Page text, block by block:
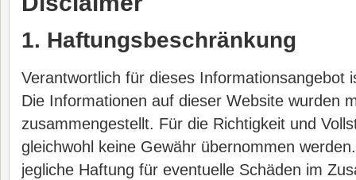
1. Haftungsbeschränkung
Verantwortlich für dieses Informationsangebot
Die Informationen auf dieser Website wurden
zusammengestellt. Für die Richtigkeit und
gleichwohl keine Gewähr übernommen
jegliche Haftung für eventuelle Schäden im